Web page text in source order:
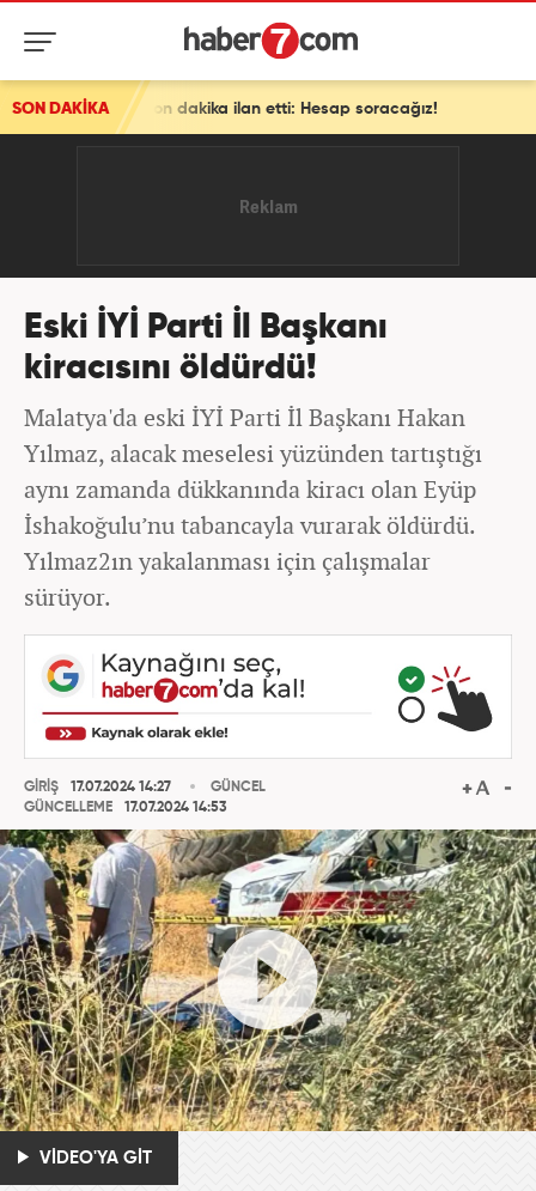
SON DAKİKA
ilan etti: Hesap soracağız!
Eski İYİ Parti İl Başkanı
kiracısını öldürdü!
Malatya'da eski İYİ Parti İl Başkanı Hakan
Yılmaz, alacak meselesi yüzünden tartıştığı
aynı zamanda dükkanında kiracı olan Eyüp
İshakoğulu’nu tabancayla vurarak öldürdü.
Yılmaz2ın yakalanması için çalışmalar
sürüyor.
GİRİŞ
17.07.2024 14:27
GÜNCELLEME
17.07.2024 14:53
GÜNCEL
VİDEO'YA GİT